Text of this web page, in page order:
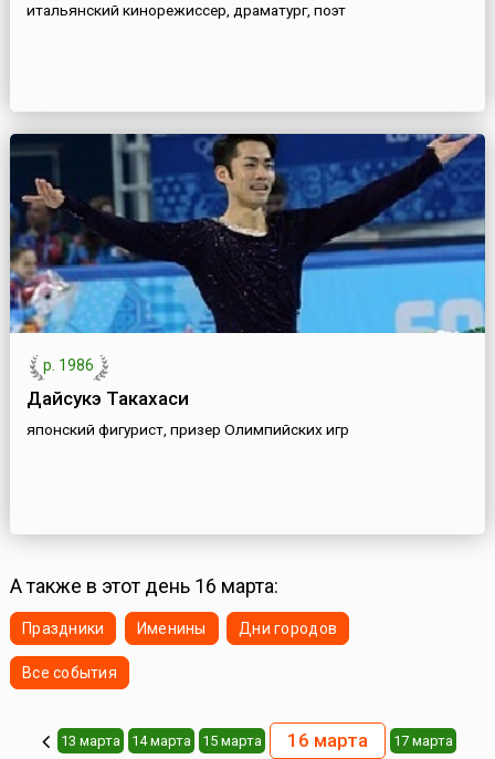
итальянский кинорежиссер, драматург, поэт
р. 1986
Дайсукэ Такахаси
японский фигурист, призер Олимпийских игр
А также в этот день 16 марта:
Праздники Именины Дни городов
Все события
13 марта 14 марта 15 марта 16 марта 17 марта